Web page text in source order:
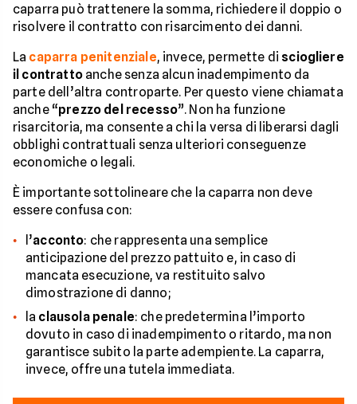
caparra può trattenere la somma, richiedere il doppio o
risolvere il contratto con risarcimento dei danni.
La caparra penitenziale, invece, permette di sciogliere
il contrattoanche senza alcun inadempimento da
parte dell’altra controparte. Per questo viene chiamata
anche “prezzo del recesso”. Non ha funzione
risarcitoria, ma consente a chi la versa di liberarsi dagli
obblighi contrattuali senza ulteriori conseguenze
economiche o legali.
È importante sottolineare che la caparra non deve
essere confusa con:
l’acconto: che rappresenta una semplice
anticipazione del prezzo pattuito e, in caso di
mancata esecuzione, va restituito salvo
dimostrazione di danno;
la clausola penale: che predetermina l’importo
dovuto in caso di inadempimento o ritardo, ma non
garantisce subito la parte adempiente. La caparra,
invece, offre una tutela immediata.